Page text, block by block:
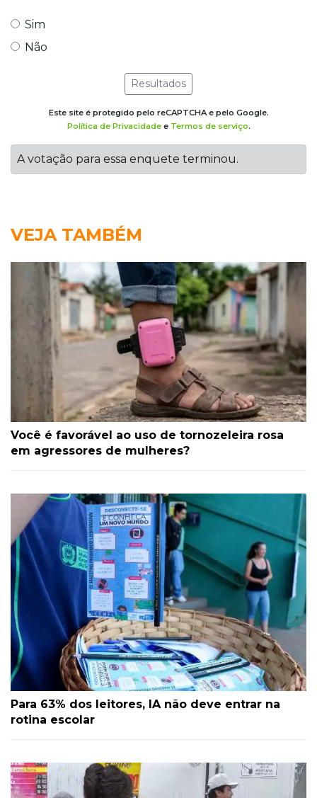
Sim
Não
Resultados
Este site é protegido pelo reCAPTCHA e pelo Google.
Política de Privacidadee Termos de serviço.
A votação para essa enquete terminou.
VEJA TAMBÉM
Você é favorável ao uso de tornozeleira rosa
em agressores de mulheres?
Para 63% dos leitores, IA não deve entrar na
rotina escolar